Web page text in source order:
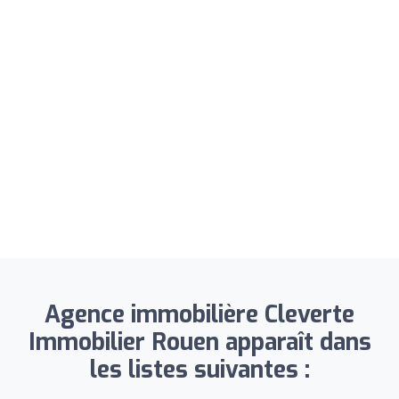
Agence immobilière Cleverte
Immobilier Rouen apparaît dans
les listes suivantes :